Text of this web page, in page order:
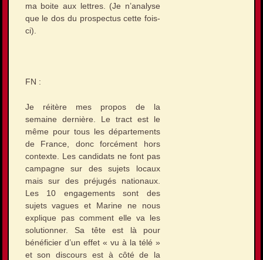
ma boite aux lettres. (Je n’analyse
que le dos du prospectus cette fois-
ci).
FN :
Je réitère mes propos de la
semaine dernière. Le tract est le
même pour tous les départements
de France, donc forcément hors
contexte. Les candidats ne font pas
campagne sur des sujets locaux
mais sur des préjugés nationaux.
Les 10 engagements sont des
sujets vagues et Marine ne nous
explique pas comment elle va les
solutionner. Sa tête est là pour
bénéficier d’un effet « vu à la télé »
et son discours est à côté de la